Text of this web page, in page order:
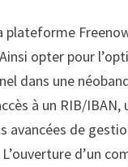
plateforme
opter pour
dans une
à un RIB/IBAN,
avancées de
d’un